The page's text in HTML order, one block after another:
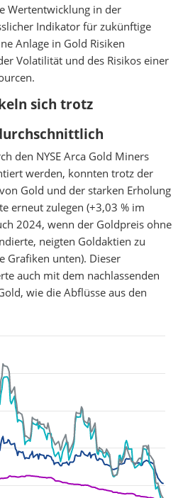
Wertentwicklung in der
Indikator für zukünftige
Anlage in Gold Risiken
Volatilität und des Risikos einer
sich trotz
den NYSE Arca Gold Miners
werden, konnten trotz der
Gold und der starken Erholung
erneut zulegen (+3,03 % im
2024, wenn der Goldpreis ohne
neigten Goldaktien zu
Grafiken unten). Dieser
auch mit dem nachlassenden
wie die Abflüsse aus den